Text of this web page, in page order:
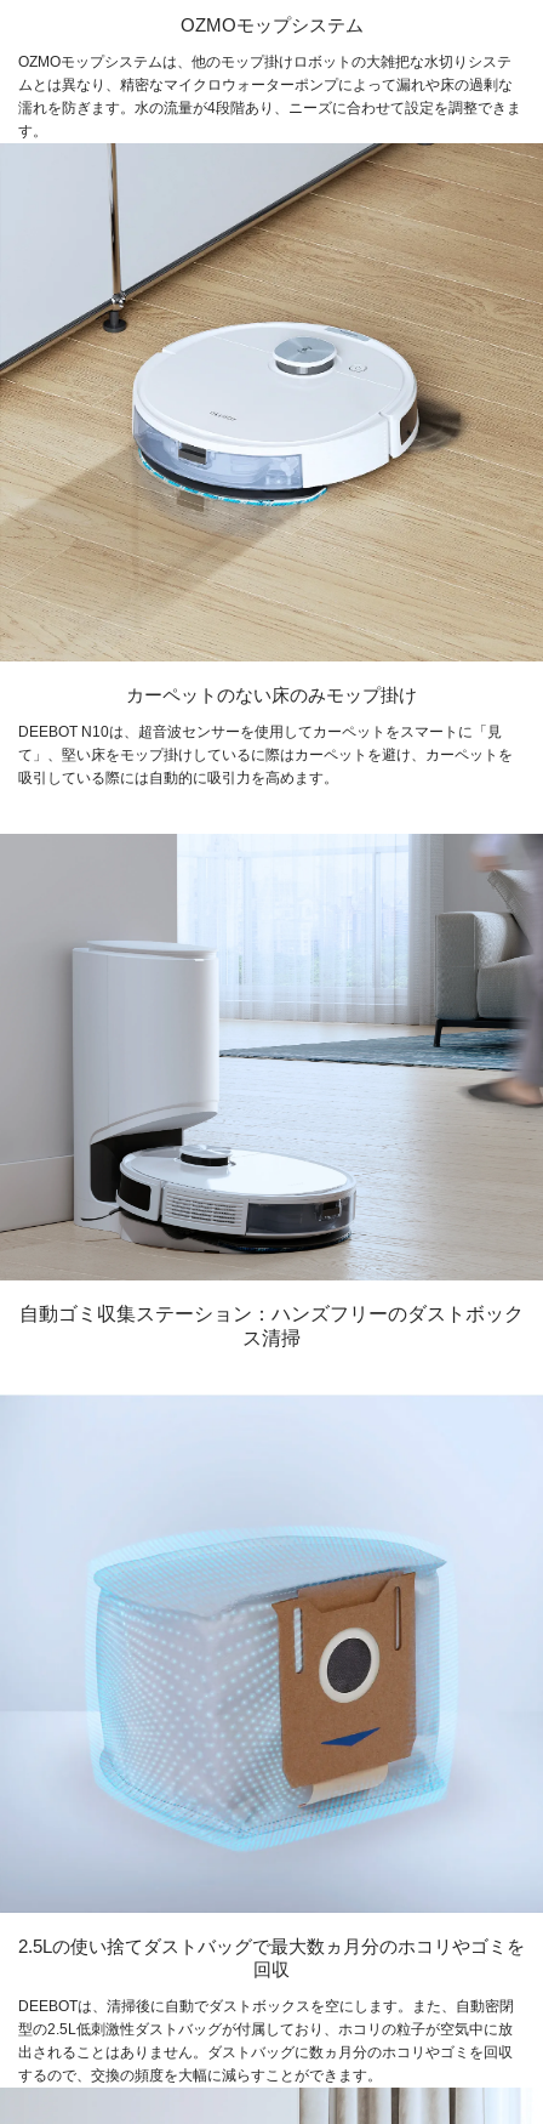
OZMOモップシステム
OZMOモップシステムは、他のモップ掛けロボットの大雑把な水切りシステ
ムとは異なり、精密なマイクロウォーターポンプによって漏れや床の過剰な
濡れを防ぎます。水の流量が4段階あり、ニーズに合わせて設定を調整できま
す。
カーペットのない床のみモップ掛け
DEEBOT N10は、超音波センサーを使用してカーペットをスマートに「見
て」、堅い床をモップ掛けしているに際はカーペットを避け、カーペットを
吸引している際には自動的に吸引力を高めます。
自動ゴミ収集ステーション：ハンズフリーのダストボック
ス清掃
2.5Lの使い捨てダストバッグで最大数ヵ月分のホコリやゴミを
回収
DEEBOTは、清掃後に自動でダストボックスを空にします。また、自動密閉
型の2.5L低刺激性ダストバッグが付属しており、ホコリの粒子が空気中に放
出されることはありません。ダストバッグに数ヵ月分のホコリやゴミを回収
するので、交換の頻度を大幅に減らすことができます。